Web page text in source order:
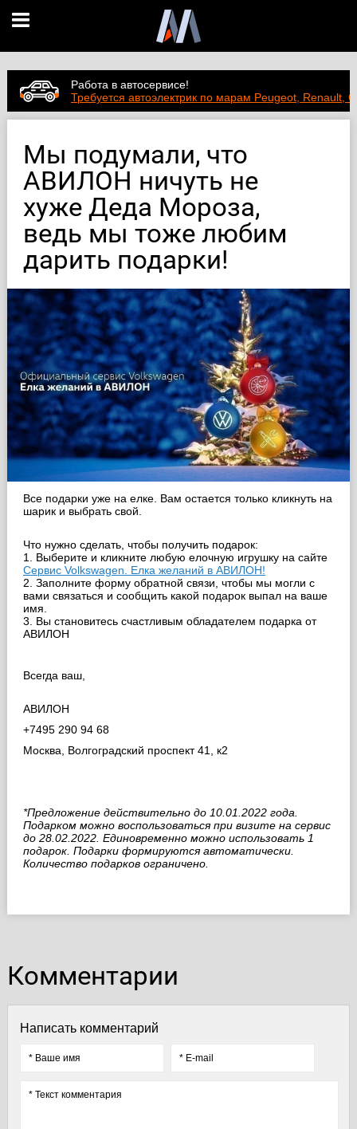
Работа в автосервисе!
Требуется автоэлектрик по марам Peugeot, Renault,
Мы подумали, что
АВИЛОН ничуть не
хуже Деда Мороза,
ведь мы тоже любим
дарить подарки!
Все подарки уже на елке. Вам остается только кликнуть на
шарик и выбрать свой.
Что нужно сделать, чтобы получить подарок:
1. Выберите и кликните любую елочную игрушку на сайте
Сервис Volkswagen. Елка желаний в АВИЛОН!
2. Заполните форму обратной связи, чтобы мы могли с
вами связаться и сообщить какой подарок выпал на ваше
имя.
3. Вы становитесь счастливым обладателем подарка от
АВИЛОН
Всегда ваш,
АВИЛОН
+7495 290 94 68
Москва, Волгоградский проспект 41, к2
*Предложение действительно до 10.01.2022 года.
Подарком можно воспользоваться при визите на сервис
до 28.02.2022. Единовременно можно использовать 1
подарок. Подарки формируются автоматически.
Количество подарков ограничено.
Комментарии
Написать комментарий